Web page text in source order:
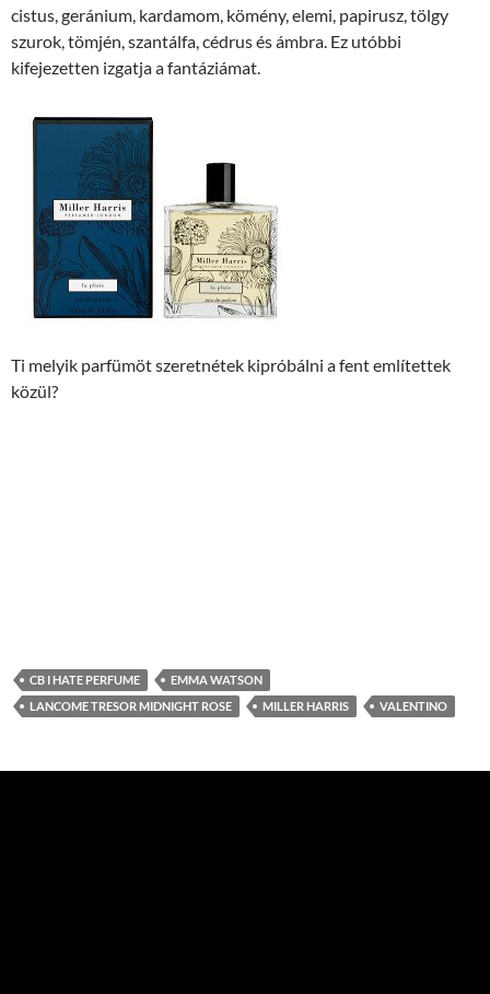
cistus, geránium, kardamom, kömény, elemi, papirusz, tölgy
szurok, tömjén, szantálfa, cédrus és ámbra. Ez utóbbi
kifejezetten izgatja a fantáziámat.
Ti melyik parfümöt szeretnétek kipróbálni a fent említettek
közül?
CB I HATE PERFUME
EMMA WATSON
LANCOME TRESOR MIDNIGHT ROSE
MILLER HARRIS VALENTINO